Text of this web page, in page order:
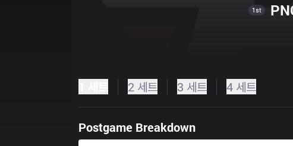
1st
2 세트 3 세트 4 세트
Postgame Breakdown